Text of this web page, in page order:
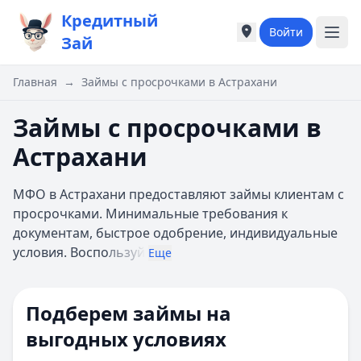
Кредитный
Зай
Города России
Москва
Казань
Б
Барнаул
Белгород
Города России
Москва
Казань
Б
Барнаул
Белгород
Войти
Главная → Займы с просрочками в Астрахани
Займы с просрочками в
Астрахани
МФО в Астрахани предоставляют займы клиентам с
просрочками. Минимальные требования к
документам, быстрое одобрение, индивидуальные
условия. Воспользуй Еще
Подберем займы на
выгодных условиях